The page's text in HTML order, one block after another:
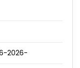
2026-